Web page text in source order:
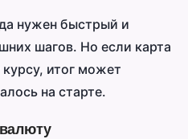
нужен быстрый и
шагов. Но если карта
итог может
на старте.